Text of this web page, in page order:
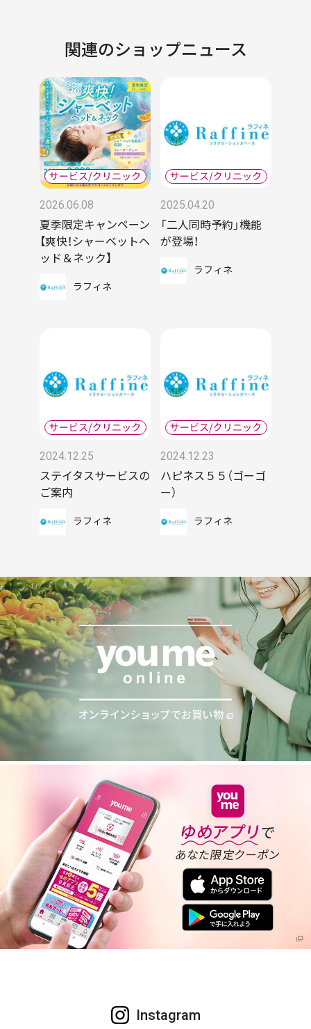
関連のショップニュース
2026.06.08
夏季限定キャンペーン
【爽快！シャーベットヘ
ッド＆ネック】
ラフィネ
2025.04.20
「二人同時予約」機能
が登場！
ラフィネ
2024.12.25
ステイタスサービスの
ご案内
ラフィネ
2024.12.23
ハピネス５５（ゴーゴ
ー）
ラフィネ
Instagram